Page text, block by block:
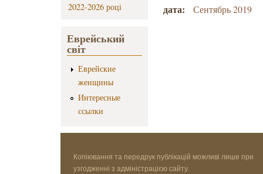
2022-2026 році
Еврейський
світ
Еврейские
женщины
Интересные
ссылки
дата: Сентябрь 2019
Копіювання та передрук публікацій можливі лише при
узгодженні з адміністрацією сайту.